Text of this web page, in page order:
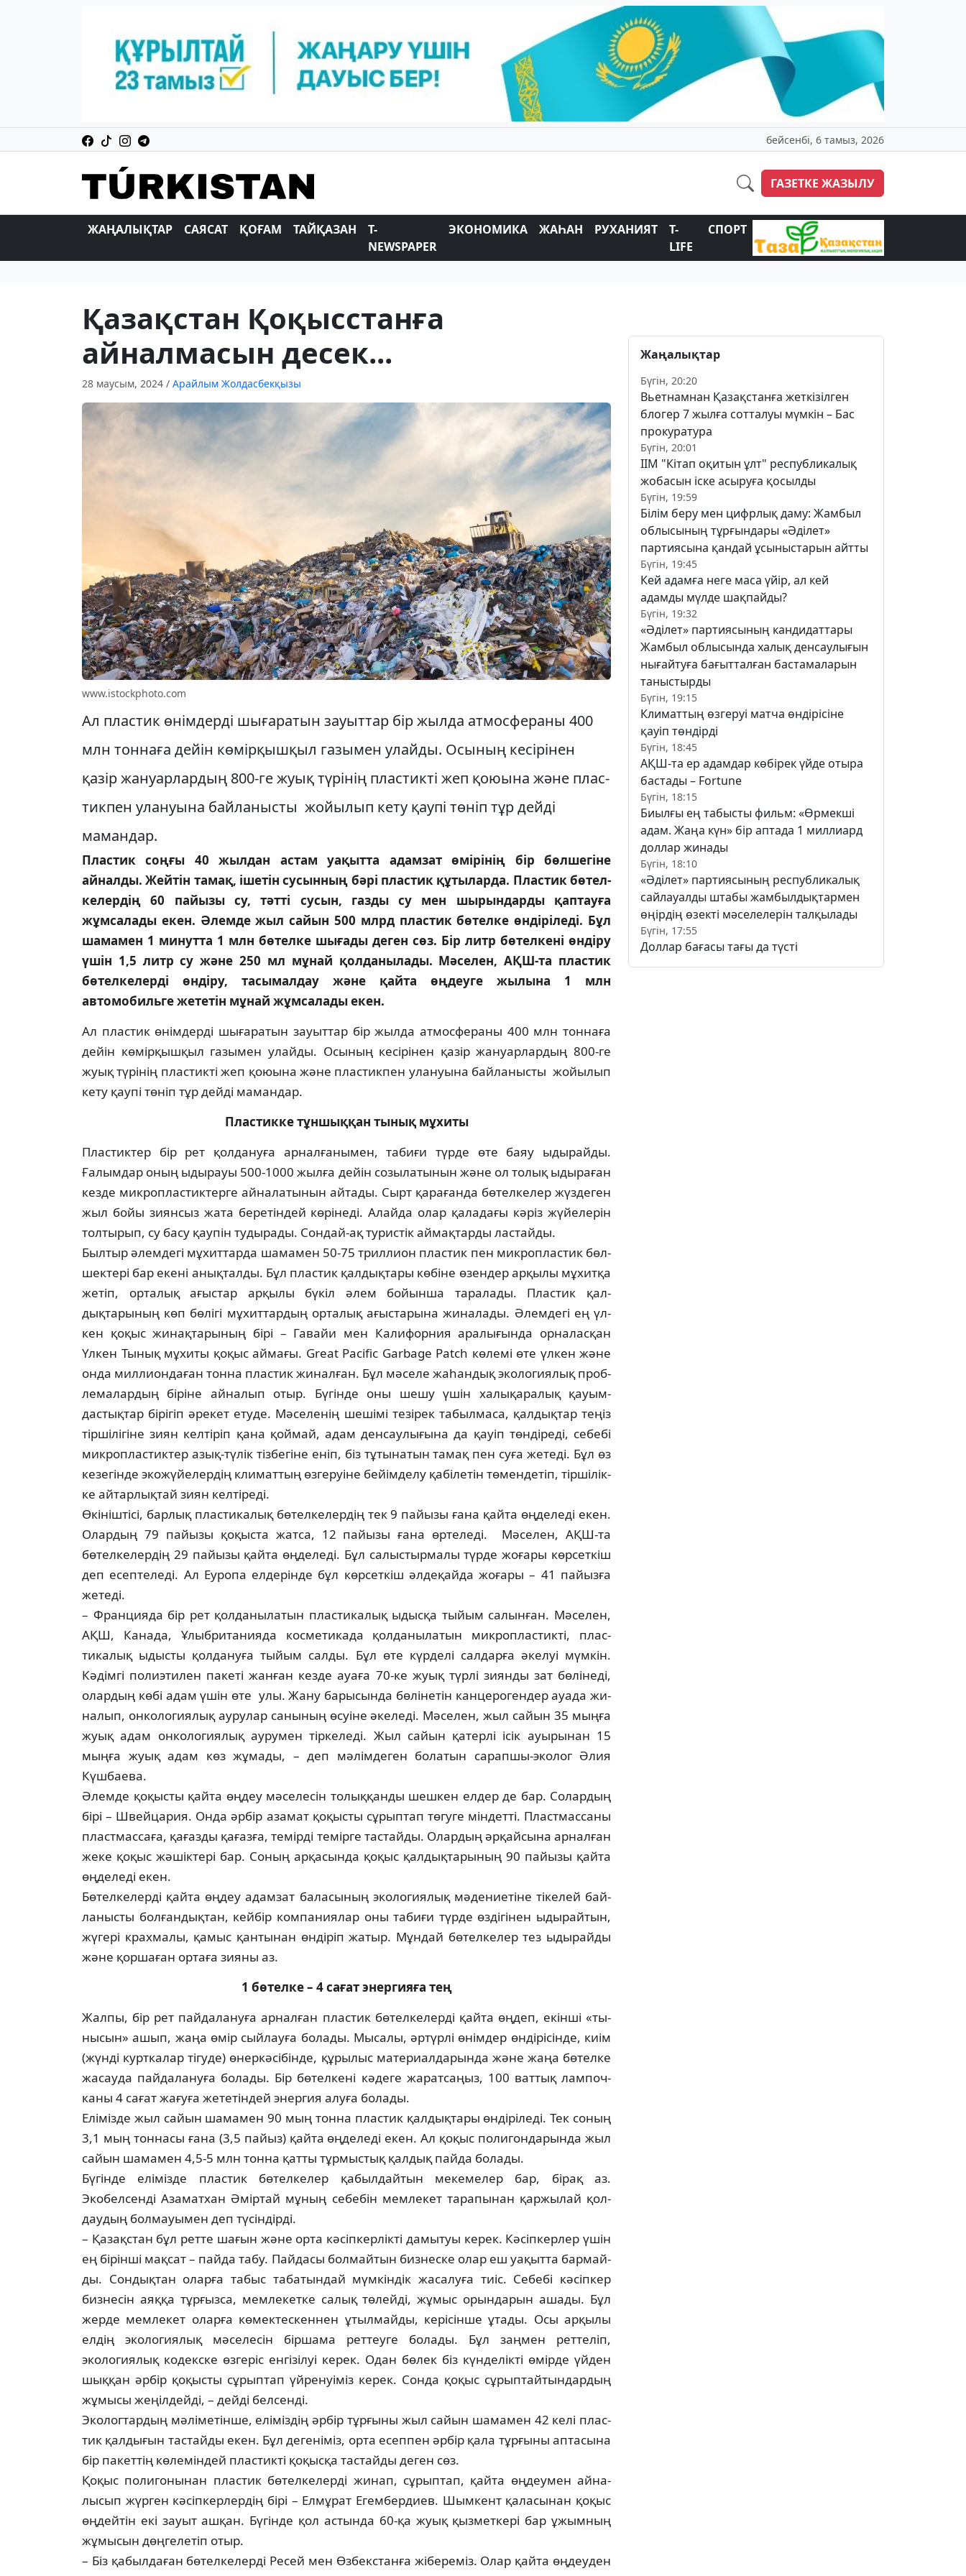
бейсенбі, 6 тамыз, 2026
ГАЗЕТКЕ ЖАЗЫЛУ
ЖАҢАЛЫҚТАР САЯСАТ ҚОҒАМ ТАЙҚАЗАН
T-
NEWSPAPER
ЭКОНОМИКА ЖАҺАН РУХАНИЯТ
T-
LIFE
СПОРТ
Қазақстан Қоқысстанға
айналмасын десек...
28 маусым, 2024 / Арайлым Жолдасбекқызы
www.istockphoto.com
Ал пластик өнімдерді шығаратын зауыт­тар бір жылда атмосфераны 400
млн тоннаға дейін көмірқышқыл газымен улайды. Осы­ның кесірінен
қазір жануарлардың 800-ге жуық түрінің пластикті жеп қоюына және плас­
тикпен улануына байланысты жойылып кету қаупі төніп тұр дейді
мамандар.
Пластик соңғы 40 жылдан астам уақытта адамзат өмірі­нің бір бөлшегіне
айналды. Жейтін тамақ, ішетін су­сын­ның бәрі пластик құтыларда. Пластик бөтел­
ке­лер­дің 60 пайызы су, тәтті сусын, газды су мен шырындарды қап­тауға
жұмсалады екен. Әлемде жыл сайын 500 млрд пластик бө­телке өндіріледі. Бұл
шамамен 1 минутта 1 млн бөтелке шығады де­ген сөз. Бір литр бөтелкені өндіру
үшін 1,5 литр су және 250 мл мұ­най қолданылады. Мәселен, АҚШ-та пластик
бөтелкелерді өндіру, та­сымалдау және қайта өңдеуге жылына 1 млн
автомобильге же­тетін мұнай жұмсалады екен.
Ал пластик өнімдерді шығаратын зауыт­тар бір жылда атмосфераны 400 млн тоннаға
дейін көмірқышқыл газымен улайды. Осы­ның кесірінен қазір жануарлардың 800-ге
жуық түрінің пластикті жеп қоюына және плас­тикпен улануына байланысты жойылып
кету қаупі төніп тұр дейді мамандар.
Пластикке тұншыққан тынық мұхиты
Пластиктер бір рет қолдануға арнал­ға­­­нымен, табиғи түрде өте баяу ыды­райды.
Ғалымдар оның ыдырауы 500-1000 жылға дейін созылатынын және ол то­лық ыдыраған
кезде микропластиктерге ай­налатынын айтады. Сырт қарағанда бө­тел­келер жүздеген
жыл бойы зиянсыз жата бе­ретіндей көрінеді. Алайда олар қаладағы кә­різ жүйелерін
толтырып, су басу қаупін ту­дыра­ды. Сондай-ақ туристік аймақтарды лас­тайды.
Былтыр әлемдегі мұхиттарда шамамен 50-75 триллион пластик пен микропластик бөл­
шектері бар екені анықталды. Бұл плас­тик қалдықтары көбіне өзендер арқылы мұ­хитқа
жетіп, орталық ағыстар арқылы бү­кіл әлем бойынша таралады. Пластик қал­
дықтарының көп бөлігі мұхиттардың ор­талық ағыстарына жиналады. Әлемдегі ең үл­
кен қоқыс жинақтарының бірі – Гавайи мен Калифорния аралығында орналасқан
Үлкен Тынық мұхиты қоқыс аймағы. Great Pacific Garbage Patch көлемі өте үлкен және
онда миллиондаған тонна пластик жи­нал­ған. Бұл мәселе жаһандық экологиялық проб­
лемалардың біріне айналып отыр. Бүгінде оны шешу үшін халықаралық қауым­
дастықтар бірігіп әрекет етуде. Мә­селенің ше­шімі тезірек табылмаса, қалдықтар теңіз
тір­шілігіне зиян келтіріп қана қоймай, адам ден­саулығына да қауіп төндіреді, себебі
мик­ропластиктер азық-түлік тізбегіне еніп, біз тұтынатын тамақ пен суға жетеді. Бұл өз
ке­зегінде экожүйелердің климаттың өзге­руі­не бейімделу қабілетін төмендетіп, тір­ші­лік­
ке айтарлықтай зиян келтіреді.
Өкініштісі, барлық пластикалық бөтел­ке­лердің тек 9 пайызы ғана қайта өңделеді екен.
Олардың 79 пайызы қоқыста жатса, 12 пайы­зы ғана өртеледі. Мәселен, АҚШ-та
бөтелкелердің 29 пайызы қайта өңделеді. Бұл салыстырмалы түр­де жоғары көрсеткіш
деп есептеледі. Ал Еу­ропа елдерінде бұл көрсеткіш әлдеқайда жоғары – 41 пайызға
жетеді.
– Францияда бір рет қолданылатын плас­тикалық ыдысқа тыйым салынған. Мә­селен,
АҚШ, Канада, Ұлыбританияда кос­ме­ти­када қолданылатын микропластикті, плас­
тикалық ыдысты қолдануға тыйым сал­ды. Бұл өте күрделі салдарға әкелуі мүм­кін.
Кәдімгі полиэтилен пакеті жанған кезде ауа­ға 70-ке жуық түрлі зиянды зат бөлінеді,
олар­дың көбі адам үшін өте улы. Жану ба­рысында бөлінетін канцерогендер ауада жи­
налып, онкологиялық аурулар санының өсуі­не әкеледі. Мәселен, жыл сайын 35 мыңға
жуық адам онкологиялық аурумен тіркеледі. Жыл сайын қатерлі ісік ауырынан 15
мыңға жуық адам көз жұмады, – деп мәлімдеген бо­ла­тын сарапшы-эколог Әлия
Күшбаева.
Әлемде қоқысты қайта өңдеу мәсе­ле­сін толыққанды шешкен елдер де бар. Солардың
бірі – Швейцария. Онда әрбір аза­мат қоқысты сұрыптап төгуге міндетті. Плас­тмассаны
пластмассаға, қағазды қағаз­ға, темірді темірге тастайды. Олардың әрқай­сы­на арналған
жеке қоқыс жәшіктері бар. Со­ның арқасында қоқыс қалдықтарының 90 пайызы қайта
өңделеді екен.
Бөтелкелерді қайта өңдеу адамзат бала­сы­­ның экологиялық мәдениетіне тікелей бай­
ланысты болғандықтан, кейбір компа­ния­лар оны табиғи түрде өздігінен ыды­рай­тын,
жүгері крахмалы, қамыс қантынан өн­­­діріп жатыр. Мұндай бөтелкелер тез ыды­райды
және қоршаған ортаға зияны аз.
1 бөтелке – 4 сағат энергияға тең
Жалпы, бір рет пайдалануға арналған плас­тик бөтелкелерді қайта өңдеп, екінші «ты­
нысын» ашып, жаңа өмір сыйлауға бо­лады. Мысалы, әртүрлі өнімдер өндірісінде, киім
(жүнді курткалар тігуде) өнеркәсібінде, құ­рылыс материалдарында және жаңа бө­тел­ке
жасауда пайдалануға болады. Бір бө­тел­кені кәдеге жаратсаңыз, 100 ваттық лам­поч­
каны 4 сағат жағуға жететіндей энергия алу­ға болады.
Елімізде жыл сайын шамамен 90 мың тон­на пластик қалдықтары өндіріледі. Тек со­ның
3,1 мың тоннасы ғана (3,5 пайыз) қай­­та өңделеді екен. Ал қоқыс полигон­да­рын­да жыл
сайын шамамен 4,5-5 млн тонна қат­ты тұрмыстық қалдық пайда болады.
Бүгінде елімізде пластик бөтелкелер қа­был­дайтын мекемелер бар, бірақ аз.
Экобелсенді Азаматхан Әміртай мұның себе­бін мемлекет тарапынан қаржылай қол­
дау­дың болмауымен деп түсіндірді.
– Қазақстан бұл ретте шағын және орта кә­­­­сіпкерлікті дамытуы керек. Кәсіпкерлер үшін
ең бірінші мақсат – пайда табу. Пайдасы болмайтын бизнеске олар еш уақытта бар­май­
ды. Сондықтан оларға табыс табатындай мү­мкіндік жасалуға тиіс. Себебі кәсіпкер
бизнесін аяққа тұрғызса, мемлекетке салық тө­лейді, жұмыс орындарын ашады. Бұл
жер­де мемлекет оларға көмектескеннен ұтыл­май­ды, керісінше ұтады. Осы арқылы
елдің эко­логиялық мәселесін біршама реттеуге бо­лады. Бұл заңмен реттеліп,
экологиялық ко­декске өзгеріс енгізілуі керек. Одан бөлек біз күнделікті өмірде үйден
шыққан әрбір қо­­­қысты сұрыптап үйренуіміз керек. Сонда қо­қыс сұрыптайтындардың
жұмысы жеңіл­дейді, – дейді белсенді.
Экологтардың мәліметінше, еліміздің әр­бір тұрғыны жыл сайын шамамен 42 келі плас­
тик қалдығын тастайды екен. Бұл деге­ні­міз, орта есеппен әрбір қала тұрғыны ап­та­сына
бір пакеттің көлеміндей пластикті қо­­­­қысқа тастайды деген сөз.
Қоқыс полигонынан пластик бөтел­ке­лер­ді жинап, сұрыптап, қайта өңдеумен ай­на­
лысып жүрген кәсіпкерлердің бірі – Елмұрат Егембердиев. Шымкент қаласынан қо­қыс
өңдейтін екі зауыт ашқан. Бүгінде қол ас­тында 60-қа жуық қызметкері бар ұжым­ның
жұмысын дөңгелетіп отыр.
– Біз қабылдаған бөтелкелерді Ресей мен Өз­бекстанға жібереміз. Олар қайта өңдеуден
Жаңалықтар
Бүгін, 20:20
Вьетнамнан Қазақстанға жеткізілген
блогер 7 жылға сотталуы мүмкін – Бас
прокуратура
Бүгін, 20:01
ІІМ "Кітап оқитын ұлт" республикалық
жобасын іске асыруға қосылды
Бүгін, 19:59
Білім беру мен цифрлық даму: Жамбыл
облысының тұрғындары «Әділет»
партиясына қандай ұсыныстарын айтты
Бүгін, 19:45
Кей адамға неге маса үйір, ал кей
адамды мүлде шақпайды?
Бүгін, 19:32
«Әділет» партиясының кандидаттары
Жамбыл облысында халық денсаулығын
нығайтуға бағытталған бастамаларын
таныстырды
Бүгін, 19:15
Климаттың өзгеруі матча өндірісіне
қауіп төндірді
Бүгін, 18:45
АҚШ-та ер адамдар көбірек үйде отыра
бастады – Fortune
Бүгін, 18:15
Биылғы ең табысты фильм: «Өрмекші
адам. Жаңа күн» бір аптада 1 миллиард
доллар жинады
Бүгін, 18:10
«Әділет» партиясының республикалық
сайлауалды штабы жамбылдықтармен
өңірдің өзекті мәселелерін талқылады
Бүгін, 17:55
Доллар бағасы тағы да түсті